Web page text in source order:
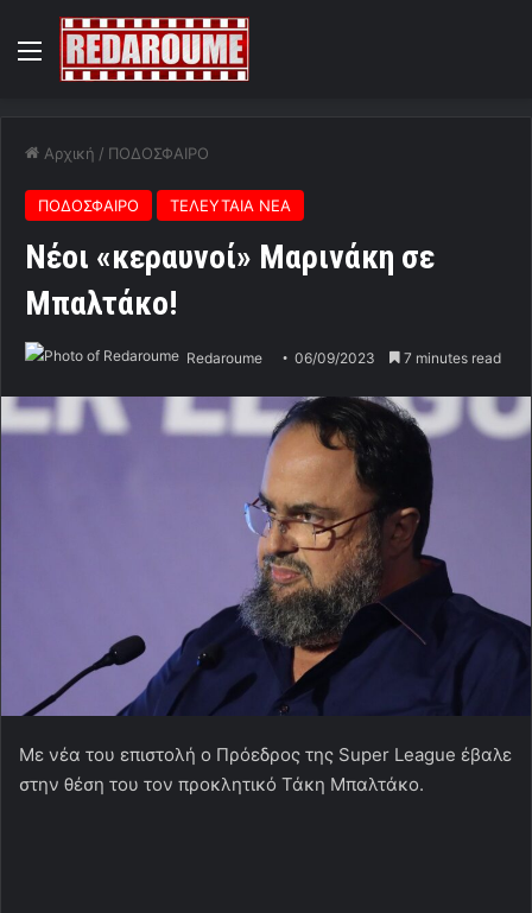
Menu
Αρχική / ΠΟΔΟΣΦΑΙΡΟ
ΠΟΔΟΣΦΑΙΡΟ ΤΕΛΕΥΤΑΙΑ ΝΕΑ
Νέοι «κεραυνοί» Μαρινάκη σε
Μπαλτάκο!
Redaroume 06/09/2023 7 minutes read
Με νέα του επιστολή ο Πρόεδρος της Super League έβαλε
στην θέση του τον προκλητικό Τάκη Μπαλτάκο.